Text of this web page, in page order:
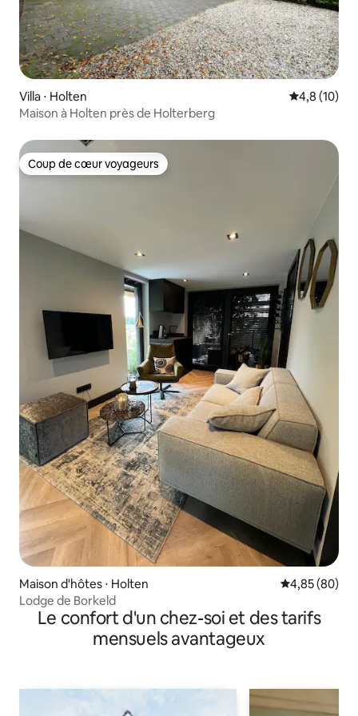
Villa ⋅ Holten Évaluation
4,8 (10)
Maison à Holten près de Holterberg
Coup de cœur voyageurs
Coup de cœur voyageurs
Maison d'hôtes ⋅ Holten Évaluation
4,85 (80)
Lodge de Borkeld
Le confort d'un chez-soi et des tarifs
mensuels avantageux